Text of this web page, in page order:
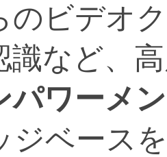
のビデオ
識など、
パワーメ
ジベース